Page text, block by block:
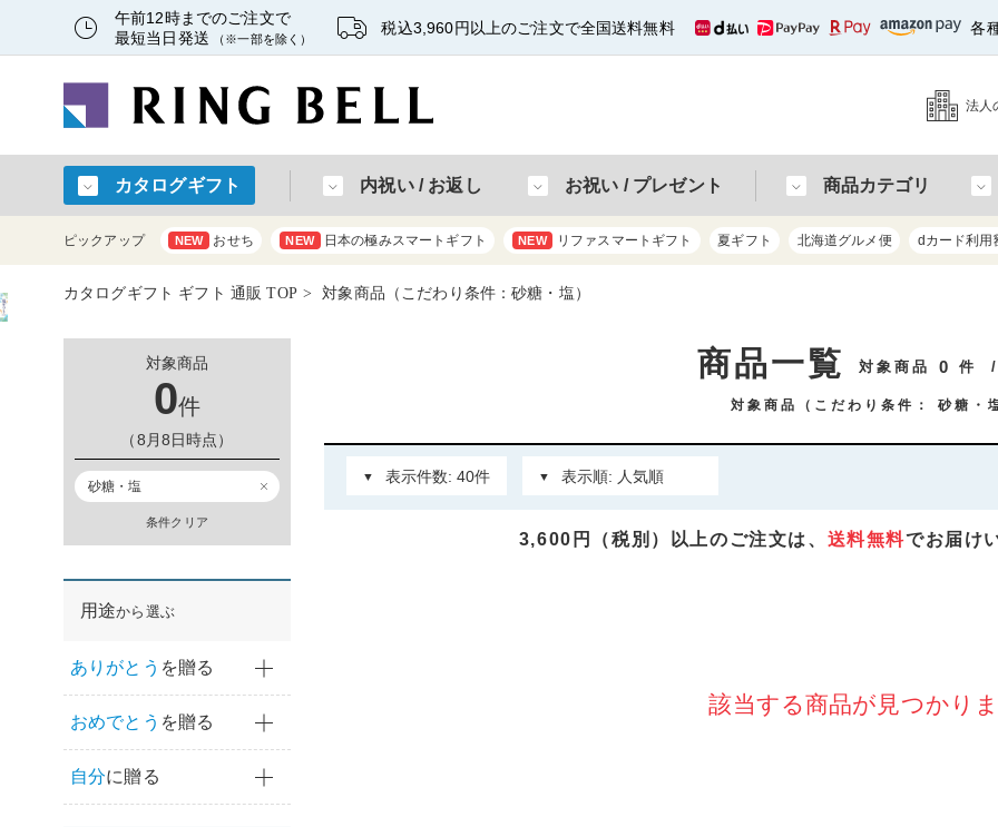
午前12時までのご注文で
最短当日発送
（※一部を除く）
税込3,960円以上のご注文で全国送料無料 各
法人
カタログギフト 内祝い / お返し お祝い / プレゼント 商品カテゴリ
ピックアップ NEW おせち NEW 日本の極みスマートギフト NEW リファスマートギフト 夏ギフト 北海道グルメ便 dカード利用
カタログギフト ギフト 通販 TOP 対象商品（こだわり条件：砂糖・塩）
対象商品
0件
（8月8日時点）
砂糖・塩
条件クリア
用途から選ぶ
ありがとう を贈る
おめでとう を贈る
自分に贈る
商品一覧 対象商品 0 件
対象商品（こだわり条件： 砂糖・
3,600円（税別）以上のご注文は、 送料無料でお届け
該当する商品が見つかり